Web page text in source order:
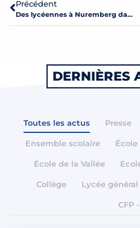
Précédent
Des lycéennes à Nuremberg dans le cadre d’un échange.
DERNIÈRES
Toutes les actus Presse
Ensemble scolaire
École de la Vallée
Collège Lycée général
CFP